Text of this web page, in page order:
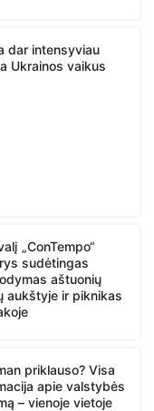
dar intensyviau
Ukrainos vaikus
„ConTempo“
sudėtingas
aštuonių
aukštyje ir piknikas
priklauso? Visa
apie valstybės
– vienoje vietoje